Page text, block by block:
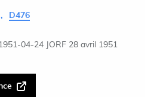
D476
04-24 JORF 28 avril 1951